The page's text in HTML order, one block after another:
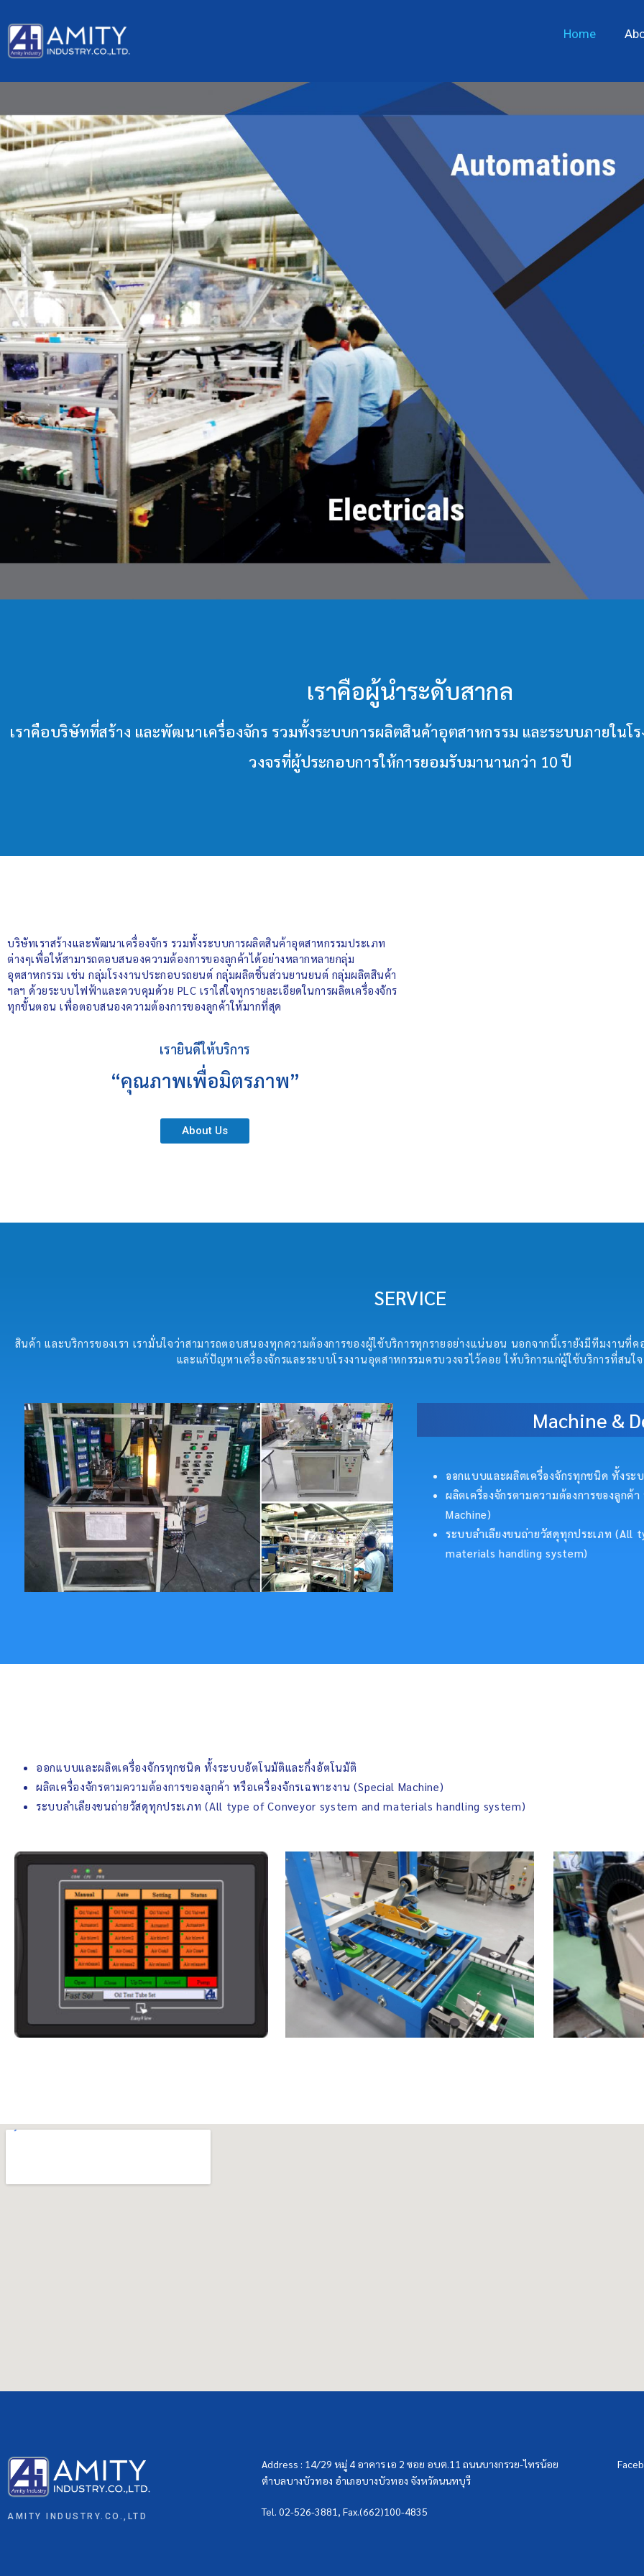
Home
เราคือผู้นำระดับสากล
เราคือบริษัทที่สร้าง และพัฒนาเครื่องจักร รวมทั้งระบบการผลิตสินค้าอุตสาหกรรม และระบบภายในโ
วงจรที่ผู้ประกอบการให้การยอมรับมานานกว่า 10 ปี
บริษัทเราสร้างและพัฒนาเครื่องจักร รวมทั้งระบบการผลิตสินค้าอุตสาหกรรมประเภท
ต่างๆเพื่อให้สามารถตอบสนองความต้องการของลูกค้าได้อย่างหลากหลายกลุ่ม
อุตสาหกรรม เช่น กลุ่มโรงงานประกอบรถยนต์ กลุ่มผลิตชิ้นส่วนยานยนต์ กลุ่มผลิตสินค้า
ฯลฯ ด้วยระบบไฟฟ้าและควบคุมด้วย PLC เราใส่ใจทุกรายละเอียดในการผลิตเครื่องจักร
ทุกขั้นตอน เพื่อตอบสนองความต้องการของลูกค้าให้มากที่สุด
เรายินดีให้บริการ
“คุณภาพเพื่อมิตรภาพ”
About Us
SERVICE
สินค้า และบริการของเรา เรามั่นใจว่าสามารถตอบสนองทุกความต้องการของผู้ใช้บริการทุกรายอย่างแน่นอน นอกจากนี้เรายังมีทีมงานที่
และแก้ปัญหาเครื่องจักรและระบบโรงงานอุตสาหกรรมครบวงจรไว้คอย ให้บริการแก่ผู้ใช้บริการที่สนใจ
Machine &
ออกแบบและผลิตเครื่องจักรทุกชนิด ทั้งระ
ผลิตเครื่องจักรตามความต้องการของลูกค้
Machine)
ระบบลำเลียงขนถ่ายวัสดุทุกประเภท (All
materials handling system)
ออกแบบและผลิตเครื่องจักรทุกชนิด ทั้งระบบอัตโนมัติและกึ่งอัตโนมัติ
ผลิตเครื่องจักรตามความต้องการของลูกค้า หรือเครื่องจักรเฉพาะงาน (Special Machine)
ระบบลำเลียงขนถ่ายวัสดุทุกประเภท (All type of Conveyor system and materials handling system)
AMITY INDUSTRY.CO.,LTD
Address : 14/29 หมู่ 4 อาคาร เอ 2 ซอย อบต.11 ถนนบางกรวย-ไทรน้อย
ตำบลบางบัวทอง อำเภอบางบัวทอง จังหวัดนนทบุรี
Tel. 02-526-3881, Fax.(662)100-4835